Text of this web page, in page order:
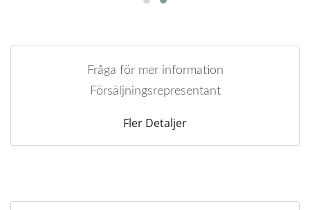
Fråga för mer information
Försäljningsrepresentant
Fler Detaljer